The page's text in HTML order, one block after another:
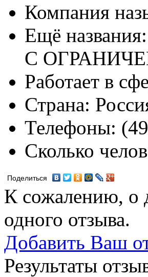
Компания
Ещё названия:
С
Работает в
Страна:
Телефоны:
Сколько
Поделиться
К сожалению, о
одного отзыва.
Добавить Ваш
Результаты